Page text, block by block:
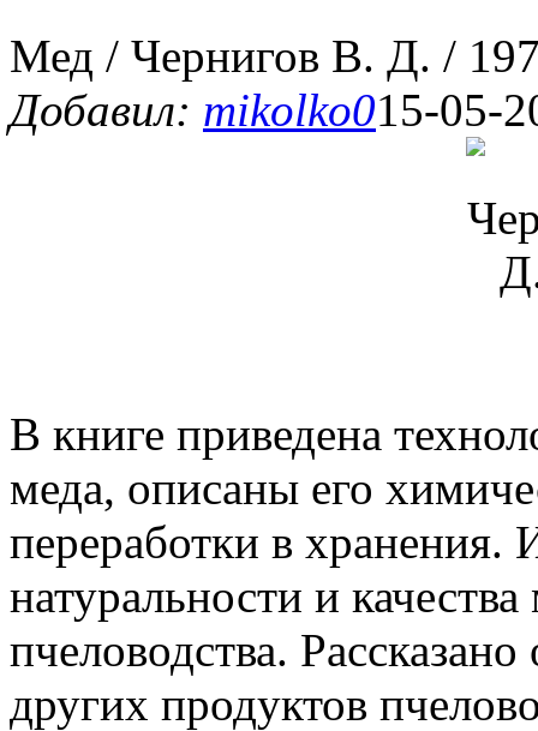
Мед / Чернигов В. Д. /
Добавил: mikolko015-05-
В книге приведена
меда, описаны его
переработки в
натуральности и
пчеловодства.
других продуктов